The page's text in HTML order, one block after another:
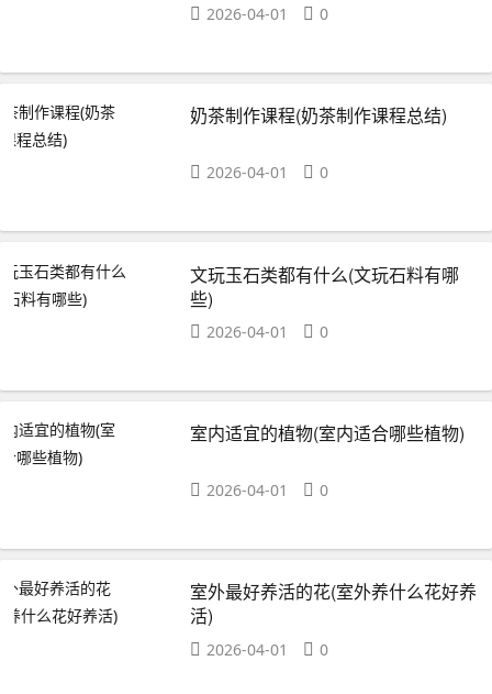
2026-04-01 0
奶茶制作课程(奶茶制作课程总结)
2026-04-01 0
文玩玉石类都有什么(文玩石料有哪
些)
2026-04-01 0
室内适宜的植物(室内适合哪些植物)
2026-04-01 0
室外最好养活的花(室外养什么花好养
活)
2026-04-01 0